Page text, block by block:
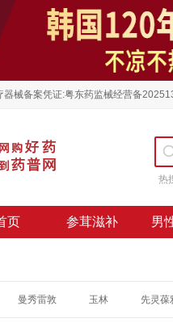
械备案凭证:粤东药监械经营备
热
页 参茸滋补 男
曼秀雷敦 玉林 先灵葆